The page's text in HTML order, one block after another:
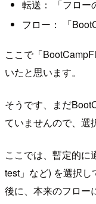
転送： 「フロー
フロー： 「
ここで「
いたと思います。
そうです、まだ
ていませんので、選
ここでは、暫定的に
test」など) を選択
後に、本来のフロー